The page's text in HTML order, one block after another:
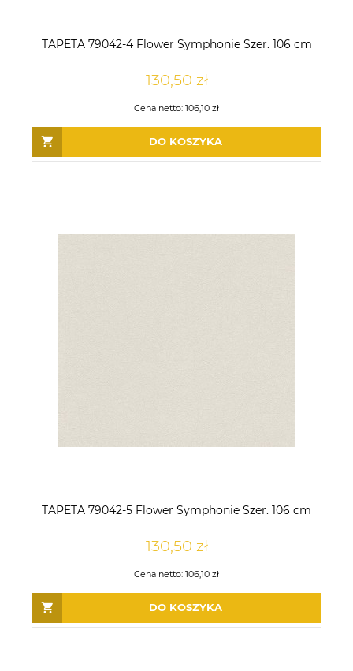
TAPETA 79042-4 Flower Symphonie Szer. 106 cm
130,50 zł
Cena netto: 106,10 zł
DO KOSZYKA
TAPETA 79042-5 Flower Symphonie Szer. 106 cm
130,50 zł
Cena netto: 106,10 zł
DO KOSZYKA